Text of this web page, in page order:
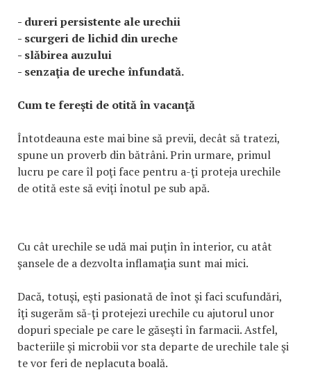
- dureri persistente ale urechii
- scurgeri de lichid din ureche
- slăbirea auzului
- senzaţia de ureche înfundată.
Cum te fereşti de otită în vacanţă
Întotdeauna este mai bine să previi, decât să tratezi,
spune un proverb din bătrâni. Prin urmare, primul
lucru pe care îl poţi face pentru a-ţi proteja urechile
de otită este să eviţi înotul pe sub apă.
Cu cât urechile se udă mai puţin în interior, cu atât
şansele de a dezvolta inflamaţia sunt mai mici.
Dacă, totuşi, eşti pasionată de înot şi faci scufundări,
îţi sugerăm să-ţi protejezi urechile cu ajutorul unor
dopuri speciale pe care le găseşti în farmacii. Astfel,
bacteriile şi microbii vor sta departe de urechile tale şi
te vor feri de neplacuta boală.